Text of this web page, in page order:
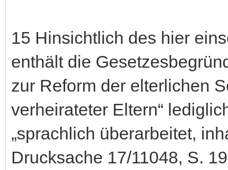
15 Hinsichtlich des hier
enthält die
zur Reform der elterlichen
verheirateter Eltern“
„sprachlich überarbeitet,
Drucksache 17/11048, S.